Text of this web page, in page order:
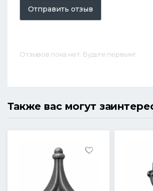
Отправить отзыв
Отзывов пока нет. Будьте первым!
Также вас могут